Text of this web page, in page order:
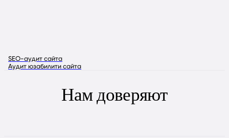
SEO-аудит сайта
Аудит юзабилити сайта
Нам доверяют